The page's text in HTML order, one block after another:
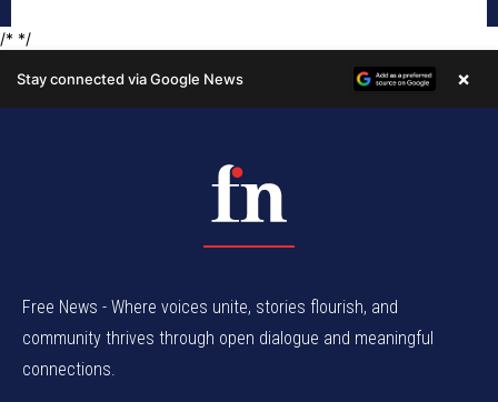
Free News - Where voices unite, stories flourish, and
community thrives through open dialogue and meaningful
connections.